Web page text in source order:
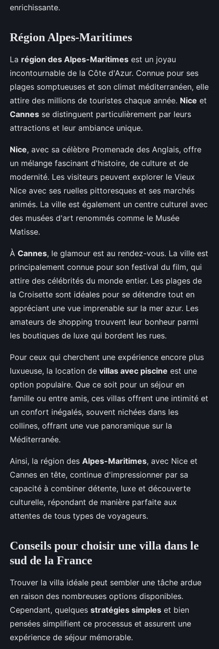
enrichissante.
Région Alpes-Maritimes
La région des Alpes-Maritimes est un joyau
incontournable de la Côte d'Azur. Connue pour ses
plages somptueuses et son climat méditerranéen, elle
attire des millions de touristes chaque année. Nice et
Cannes se distinguent particulièrement par leurs
attractions et leur ambiance unique.
Nice, avec sa célèbre Promenade des Anglais, offre
un mélange fascinant d'histoire, de culture et de
modernité. Les visiteurs peuvent explorer le Vieux
Nice avec ses ruelles pittoresques et ses marchés
animés. La ville est également un centre culturel avec
des musées d'art renommés comme le Musée
Matisse.
À Cannes, le glamour est au rendez-vous. La ville est
principalement connue pour son festival du film, qui
attire des célébrités du monde entier. Les plages de
la Croisette sont idéales pour se détendre tout en
appréciant une vue imprenable sur la mer azur. Les
amateurs de shopping trouvent leur bonheur parmi
les boutiques de luxe qui bordent les rues.
Pour ceux qui cherchent une expérience encore plus
luxueuse, la location de villas avec piscine est une
option populaire. Que ce soit pour un séjour en
famille ou entre amis, ces villas offrent une intimité et
un confort inégalés, souvent nichées dans les
collines, offrant une vue panoramique sur la
Méditerranée.
Ainsi, la région des Alpes-Maritimes, avec Nice et
Cannes en tête, continue d'impressionner par sa
capacité à combiner détente, luxe et découverte
culturelle, répondant de manière parfaite aux
attentes de tous types de voyageurs.
Conseils pour choisir une villa dans le
sud de la France
Trouver la villa idéale peut sembler une tâche ardue
en raison des nombreuses options disponibles.
Cependant, quelques stratégies simples et bien
pensées simplifient ce processus et assurent une
expérience de séjour mémorable.